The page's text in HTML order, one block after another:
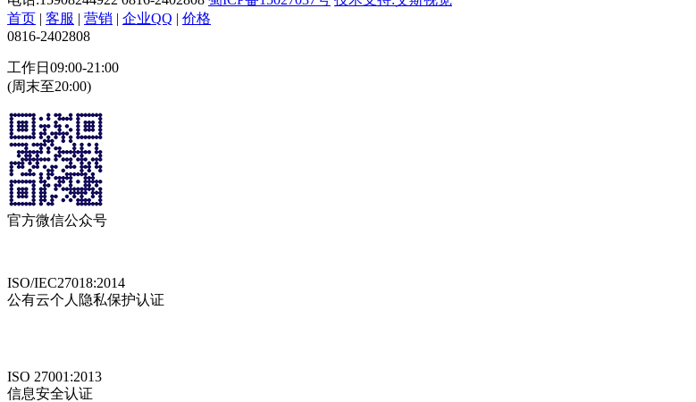
首页 | 客服 | 营销 | 企业QQ | 价格
0816-2402808
工作日09:00-21:00
(周末至20:00)
官方微信公众号
ISO/IEC27018:2014
公有云个人隐私保护认证
ISO 27001:2013
信息安全认证